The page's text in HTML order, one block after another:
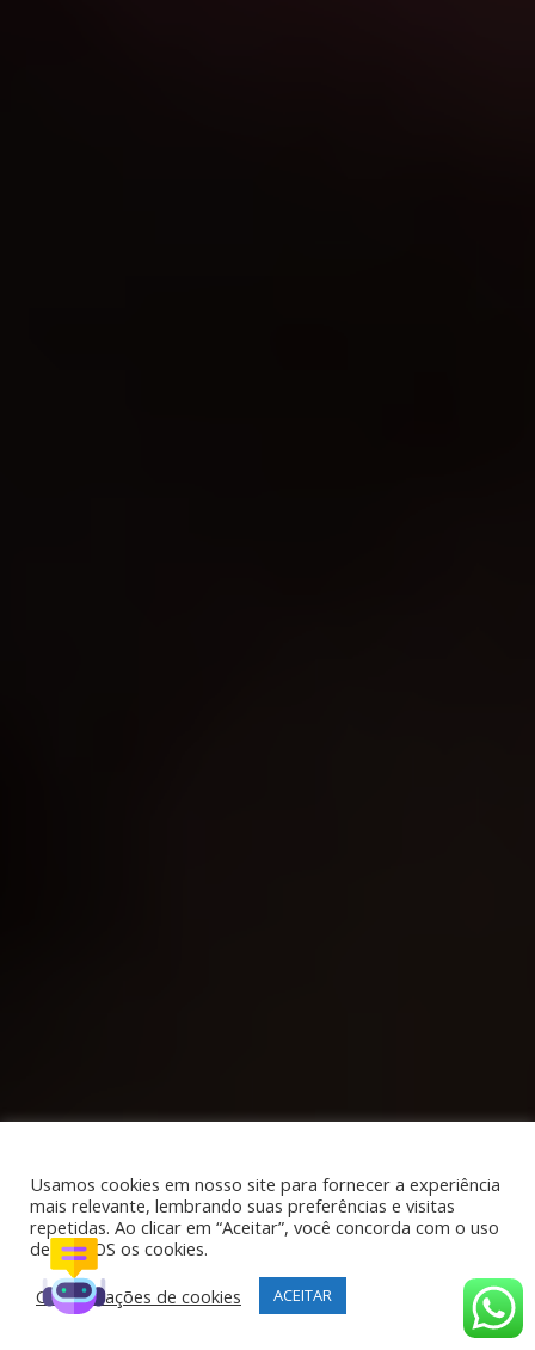
Usamos cookies em nosso site para fornecer a experiência
mais relevante, lembrando suas preferências e visitas
repetidas. Ao clicar em “Aceitar”, você concorda com o uso
de TODOS os cookies.
Configurações de cookies
ACEITAR